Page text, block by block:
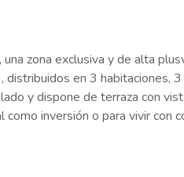
zona exclusiva y de alta
en 3 habitaciones,
y dispone de terraza con
inversión o para vivir con